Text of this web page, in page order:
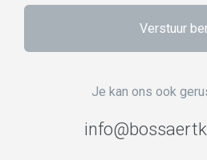
Verstuur
Je kan ons ook
info@bossaertk